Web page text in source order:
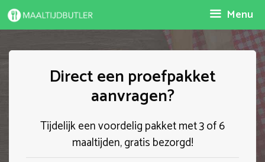
Spring
naar
Menu
Direct een proefpakket
aanvragen?
Tijdelijk een voordelig pakket met 3 of 6
maaltijden, gratis bezorgd!